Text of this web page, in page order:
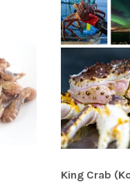
King Crab